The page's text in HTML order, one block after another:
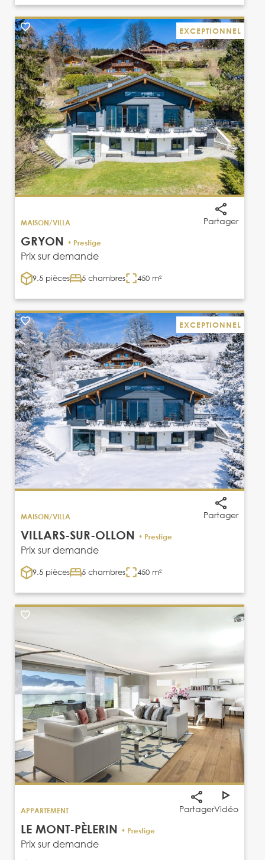
EXCEPTIONNEL
Partager
MAISON/VILLA
GRYON • Prestige
Prix sur demande
9.5 pièces 5 chambres 450 m²
EXCEPTIONNEL
Partager
MAISON/VILLA
VILLARS-SUR-OLLON • Prestige
Prix sur demande
9.5 pièces 5 chambres 450 m²
PartagerVidéo
APPARTEMENT
LE MONT-PÈLERIN • Prestige
Prix sur demande